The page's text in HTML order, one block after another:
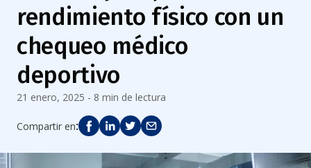
accesibilidad.
rendimiento físico con un
chequeo médico
deportivo
21 enero, 2025 - 8 min de lectura
Compartir en: